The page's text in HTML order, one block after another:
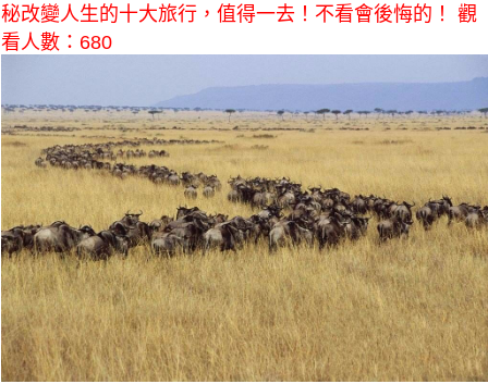
秘改變人生的十大旅行，值得一去！不看會後悔的！ 觀
看人數：680